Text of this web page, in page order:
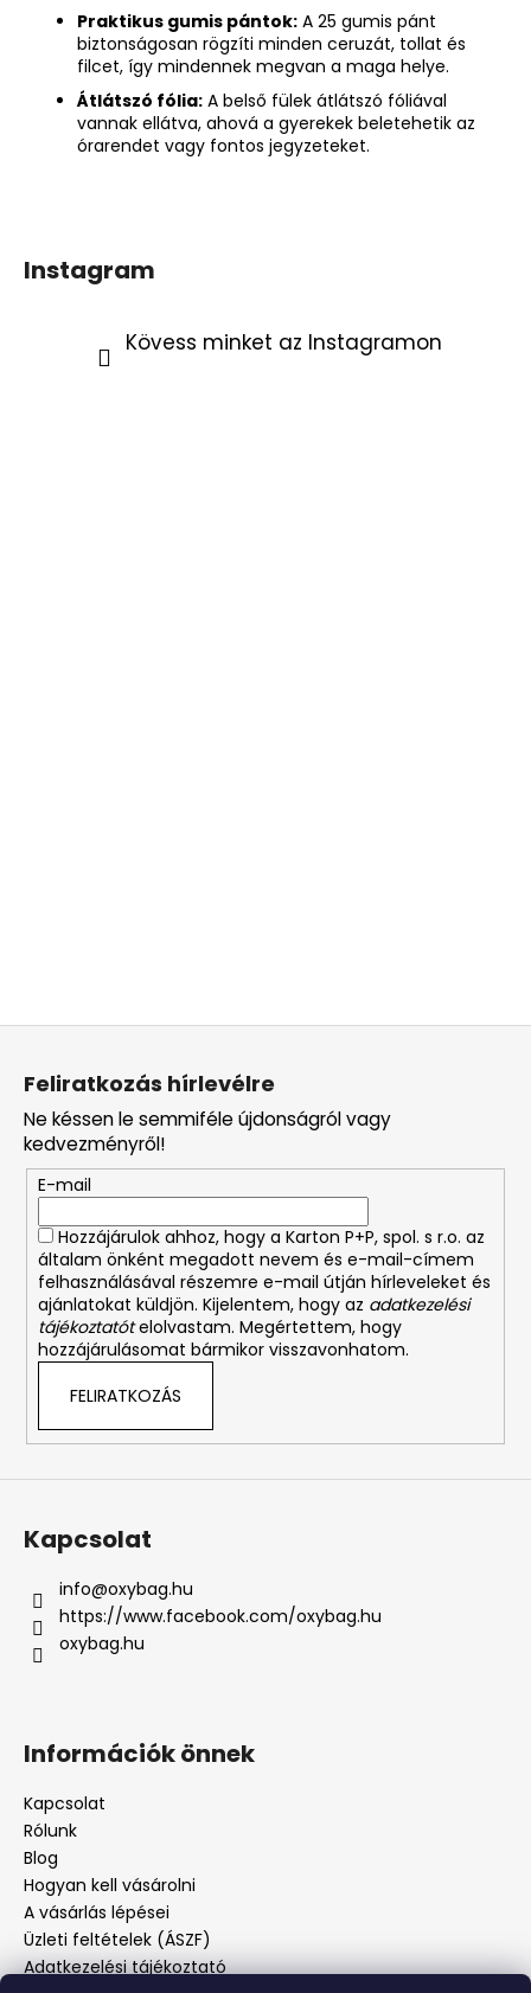
Praktikus gumis pántok: A 25 gumis pánt
biztonságosan rögzíti minden ceruzát, tollat és
filcet, így mindennek megvan a maga helye.
Átlátszó fólia: A belső fülek átlátszó fóliával
vannak ellátva, ahová a gyerekek beletehetik az
órarendet vagy fontos jegyzeteket.
Instagram
Kövess minket az Instagramon
L
Feliratkozás hírlevélre
Ne késsen le semmiféle újdonságról vagy
kedvezményről!
E-mail
Hozzájárulok ahhoz, hogy a Karton P+P, spol. s r.o. az
általam önként megadott nevem és e-mail-címem
felhasználásával részemre e-mail útján hírleveleket és
ajánlatokat küldjön. Kijelentem, hogy az adatkezelési
tájékoztatótelolvastam. Megértettem, hogy
hozzájárulásomat bármikor visszavonhatom.
FELIRATKOZÁS
Kapcsolat
info@oxybag.hu
https://www.facebook.com/oxybag.hu
oxybag.hu
Információk önnek
Kapcsolat
Rólunk
Blog
Hogyan kell vásárolni
A vásárlás lépései
Üzleti feltételek (ÁSZF)
Adatkezelési tájékoztató